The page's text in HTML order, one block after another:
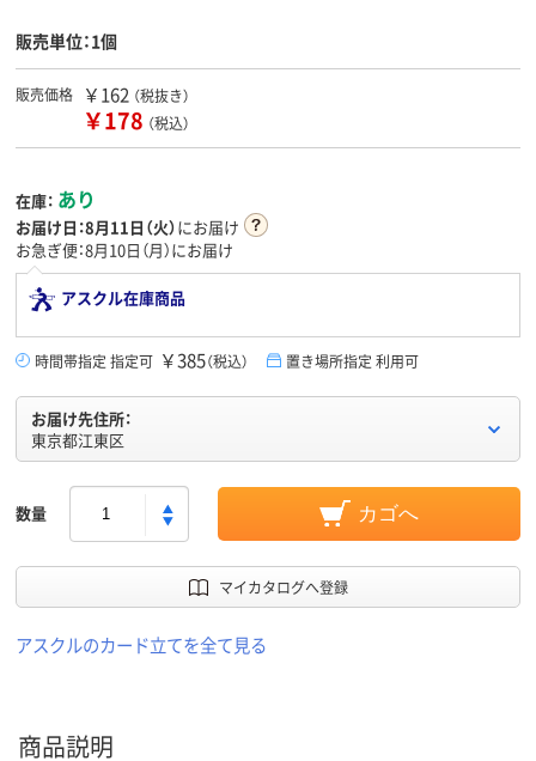
販売単位：1個
販売価格 ￥162 （税抜き）
￥178 （税込）
在庫： あり
お届け日：8月11日（火）にお届け
お急ぎ便：8月10日（月）にお届け
アスクル在庫商品
時間帯指定 指定可 ￥385（税込） 置き場所指定 利用可
お届け先住所：
東京都江東区
数量 カゴへ
マイカタログへ登録
アスクルのカード立てを全て見る
商品説明